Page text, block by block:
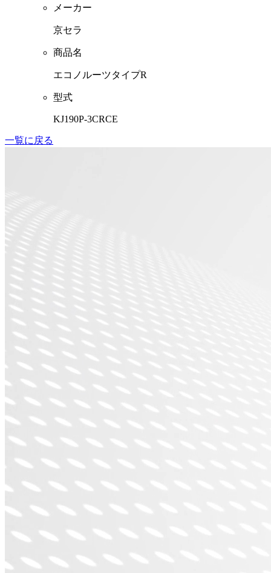
メーカー
京セラ
商品名
エコノルーツタイプR
型式
KJ190P-3CRCE
一覧に戻る